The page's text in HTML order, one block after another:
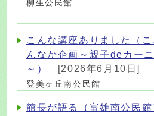
柳生公民館
こんな講座ありました（こ
んなか企画～親子deカー
～）
[2026年6月10日]
登美ヶ丘南公民館
館長が語る（富雄南公民館